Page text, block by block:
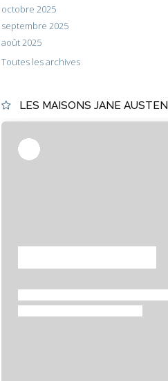
octobre 2025
septembre 2025
août 2025
Toutes les archives
LES MAISONS JANE AUSTEN